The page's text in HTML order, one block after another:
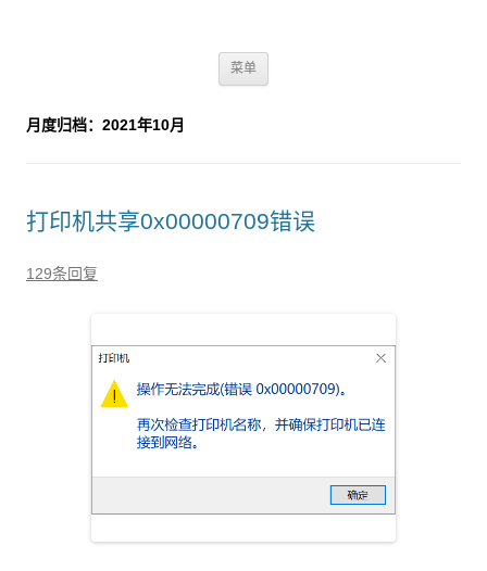
菜单
月度归档： 2021年10月
打印机共享0x00000709错误
129条回复